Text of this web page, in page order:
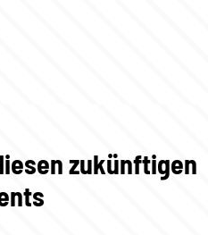
zukünftigen